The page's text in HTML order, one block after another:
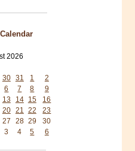
2026
30 31 1
2
6 7 8
9
13 14 15
16
20 21 22
23
27 28 29
30
3 4 5 6